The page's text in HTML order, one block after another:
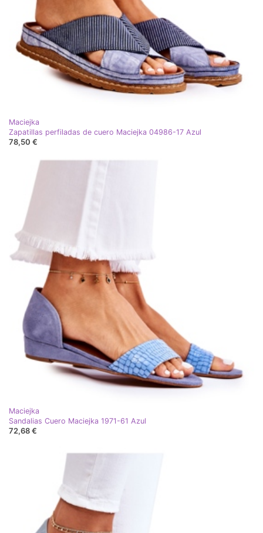
Maciejka
Zapatillas perfiladas de cuero Maciejka 04986-17 Azul
78,50 €
Maciejka
Sandalias Cuero Maciejka 1971-61 Azul
72,68 €